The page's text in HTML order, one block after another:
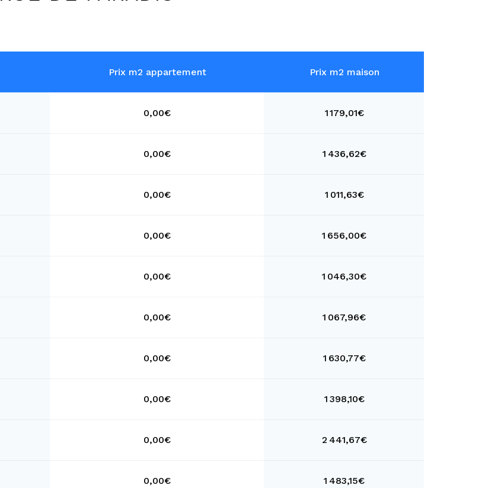
Prix m2 appartement Prix m2 maison
0,00€ 1 179,01€
0,00€ 1 436,62€
0,00€ 1 011,63€
0,00€ 1 656,00€
0,00€ 1 046,30€
0,00€ 1 067,96€
0,00€ 1 630,77€
0,00€ 1 398,10€
0,00€ 2 441,67€
0,00€ 1 483,15€